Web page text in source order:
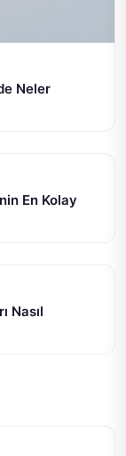
Neler
En Kolay
Nasıl